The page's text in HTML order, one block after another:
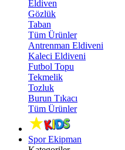
Eldiven
Gözlük
Taban
Tüm Ürünler
Antrenman Eldiveni
Kaleci Eldiveni
Futbol Topu
Tekmelik
Tozluk
Burun Tıkacı
Tüm Ürünler
Spor Ekipman